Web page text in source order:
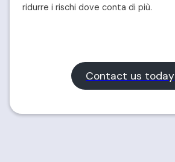
ridurre i rischi dove conta di più.
Contact us today